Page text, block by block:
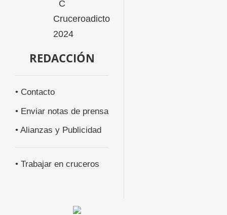
REDACCIÓN
• Contacto
• Enviar notas de prensa
• Alianzas y Publicidad
• Trabajar en cruceros